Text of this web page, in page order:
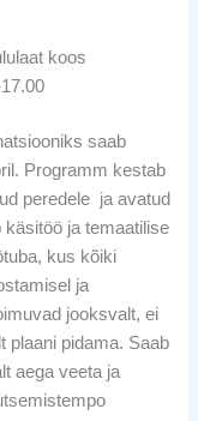
koos
saab
Programm kestab
peredele ja avatud
ja temaatilise
kus kõiki
ja
jooksvalt, ei
plaani pidama. Saab
aega veeta ja